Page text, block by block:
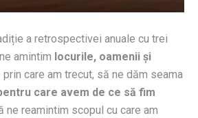
a retrospectivei anuale cu trei
amintim locurile, oamenii și
prin care am trecut, să ne dăm seama
care avem de ce să fim
ne reamintim scopul cu care am